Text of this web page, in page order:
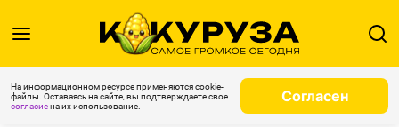
На информационном ресурсе применяются cookie-
файлы. Оставаясь на сайте, вы подтверждаете свое
согласиена их использование.
Согласен